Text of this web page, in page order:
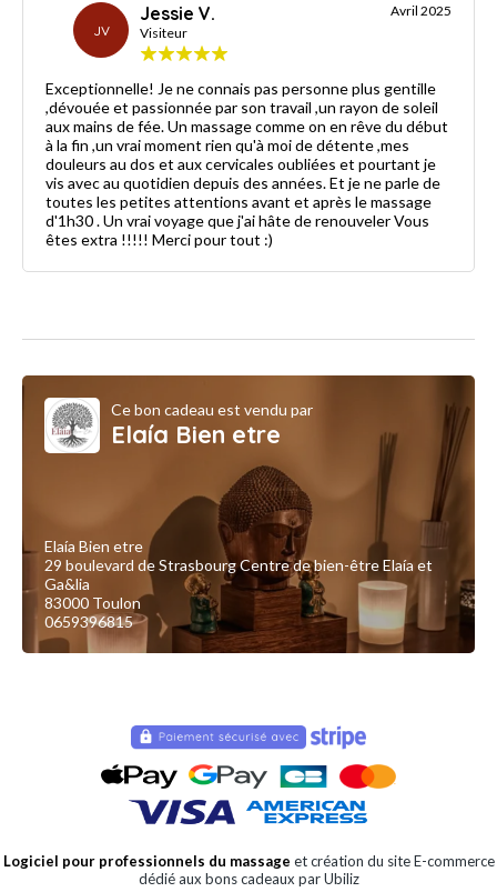
JV
Jessie V.
Visiteur
Avril 2025
Exceptionnelle! Je ne connais pas personne plus gentille
,dévouée et passionnée par son travail ,un rayon de soleil
aux mains de fée. Un massage comme on en rêve du début
à la fin ,un vrai moment rien qu'à moi de détente ,mes
douleurs au dos et aux cervicales oubliées et pourtant je
vis avec au quotidien depuis des années. Et je ne parle de
toutes les petites attentions avant et après le massage
d'1h30 . Un vrai voyage que j'ai hâte de renouveler Vous
êtes extra !!!!! Merci pour tout :)
Ce bon cadeau est vendu par
Elaía Bien etre
Elaía Bien etre
29 boulevard de Strasbourg Centre de bien-être Elaía et
Ga&lia
83000 Toulon
0659396815
Logiciel pour professionnels du massage et création du site E-commerce
dédié aux bons cadeaux par Ubiliz